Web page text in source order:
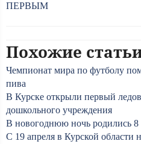
ПЕРВЫМ
Похожие
Чемпионат мира по футболу
пива
В Курске открыли первый
дошкольного учреждения
В новогоднюю ночь родились 8
С 19 апреля в Курской области